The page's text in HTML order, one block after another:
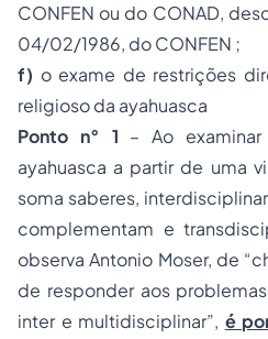
CONFEN ou do CONAD,
04/02/1986, do CONFEN ;
f) o exame de restrições
religioso da ayahuasca
Ponto n° 1 – Ao
ayahuasca a partir de uma
soma saberes,
complementam e
observa Antonio Moser, de
de responder aos
inter e multidisciplinar”, é